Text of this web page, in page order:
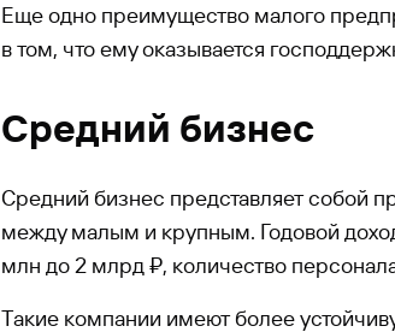
Еще одно преимущество малого
в том, что ему оказывается
Средний бизнес
Средний бизнес представляет собой
между малым и крупным. Годовой
млн до 2 млрд ₽, количество
Такие компании имеют более